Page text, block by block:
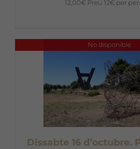
12,00€ Preu 12€ per
No disponible
Dissabte 16 d’octubre.